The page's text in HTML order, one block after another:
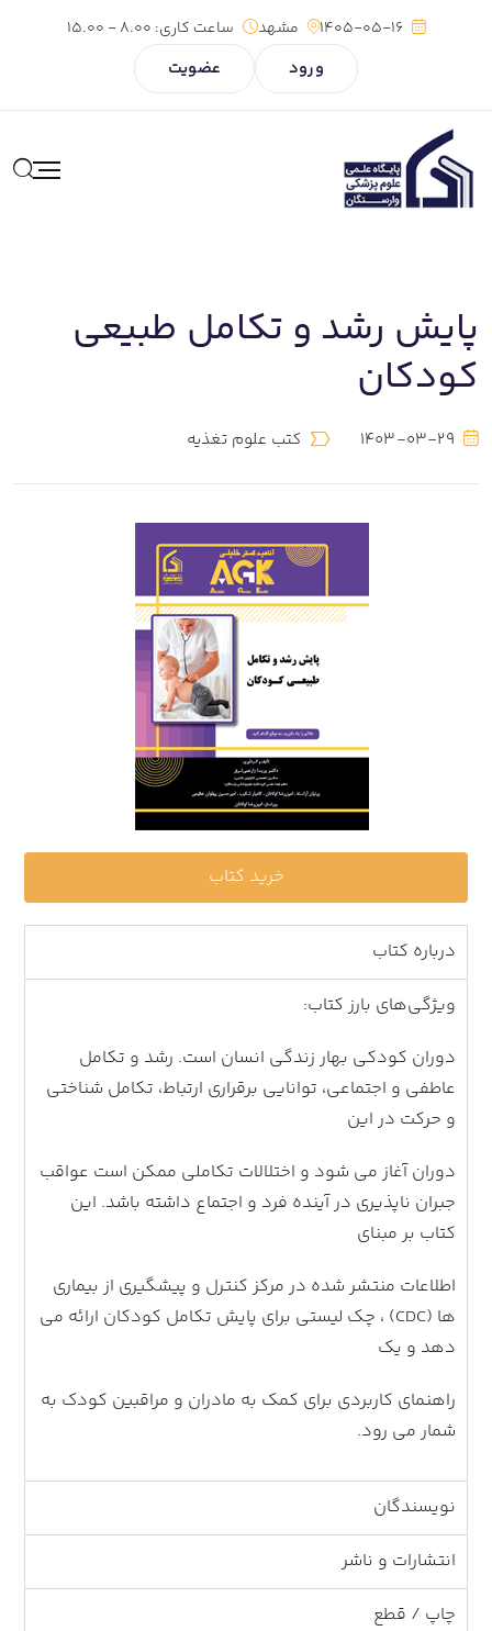
1405-05-16 مشهد ساعت کاری:
ورود عضویت
پایش رشد و تکامل طبیعی
کودکان
1403-03-29 کتب علوم تغذیه
خرید کتاب
درباره کتاب
ویژگی‌های بارز کتاب:
دوران کودکی بهار زندگی انسان است. رشد و تکامل
عاطفی و اجتماعی، توانایی برقراری ارتباط، تکامل شناختی
و حرکت در این
دوران آغاز می شود و اختلالات تکاملی ممکن است عواقب
جبران ناپذیری در آینده فرد و اجتماع داشته باشد. این
کتاب بر مبنای
اطلاعات منتشر شده در مرکز کنترل و پیشگیری از بیماری
ها (CDC) ، چک لیستی برای پایش تکامل کودکان ارائه می
دهد و یک
راهنمای کاربردی برای کمک به مادران و مراقبین کودک به
شمار می رود.
نویسندگان
انتشارات و ناشر
چاپ / قطع